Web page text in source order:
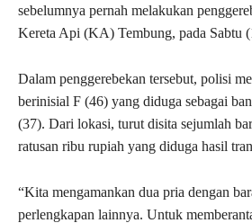
sebelumnya pernah melakukan
Kereta Api (KA) Tembung, pada Sabtu
Dalam penggerebekan tersebut, polisi
berinisial F (46) yang diduga sebagai
(37). Dari lokasi, turut disita sejumlah
ratusan ribu rupiah yang diduga hasil
“Kita mengamankan dua pria dengan
perlengkapan lainnya. Untuk